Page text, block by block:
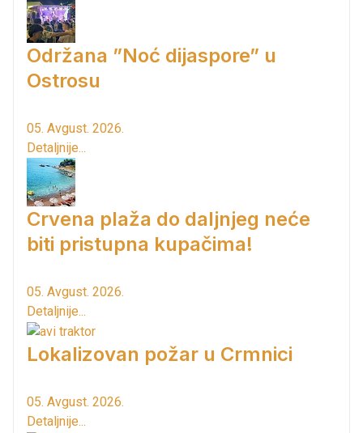
Održana ”Noć dijaspore” u
Ostrosu
05. Avgust. 2026.
Detaljnije...
Crvena plaža do daljnjeg neće
biti pristupna kupačima!
05. Avgust. 2026.
Detaljnije...
Lokalizovan požar u Crmnici
05. Avgust. 2026.
Detaljnije...